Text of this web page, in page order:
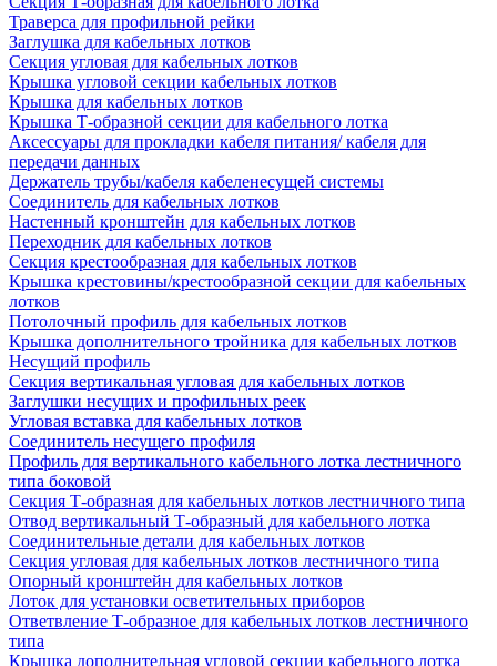
Траверса для профильной рейки
Заглушка для кабельных лотков
Секция угловая для кабельных лотков
Крышка угловой секции кабельных лотков
Крышка для кабельных лотков
Крышка Т-образной секции для кабельного лотка
Аксессуары для прокладки кабеля питания/ кабеля для
передачи данных
Держатель трубы/кабеля кабеленесущей системы
Соединитель для кабельных лотков
Настенный кронштейн для кабельных лотков
Переходник для кабельных лотков
Секция крестообразная для кабельных лотков
Крышка крестовины/крестообразной секции для кабельных
лотков
Потолочный профиль для кабельных лотков
Крышка дополнительного тройника для кабельных лотков
Несущий профиль
Секция вертикальная угловая для кабельных лотков
Заглушки несущих и профильных реек
Угловая вставка для кабельных лотков
Соединитель несущего профиля
Профиль для вертикального кабельного лотка лестничного
типа боковой
Секция Т-образная для кабельных лотков лестничного типа
Отвод вертикальный Т-образный для кабельного лотка
Соединительные детали для кабельных лотков
Секция угловая для кабельных лотков лестничного типа
Опорный кронштейн для кабельных лотков
Лоток для установки осветительных приборов
Ответвление Т-образное для кабельных лотков лестничного
типа
Крышка дополнительная угловой секции кабельного лотка